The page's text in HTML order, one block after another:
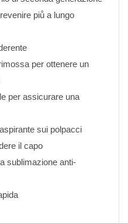
piů a lungo
per ottenere un
per assicurare una
sui polpacci
il capo
sublimazione anti-